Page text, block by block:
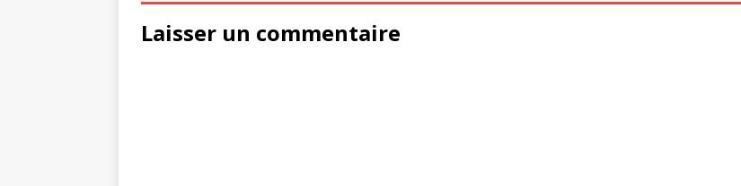
Laisser un commentaire